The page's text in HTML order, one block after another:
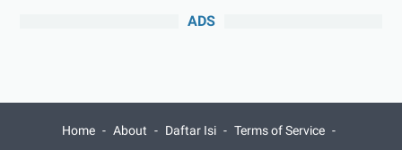
ADS
Home About Daftar Isi Terms of Service